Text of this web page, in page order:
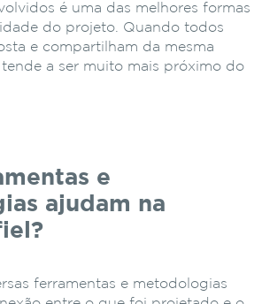
é uma das melhores formas
do projeto. Quando todos
e compartilham da mesma
a ser muito mais próximo do
e
ajudam na
ferramentas e metodologias